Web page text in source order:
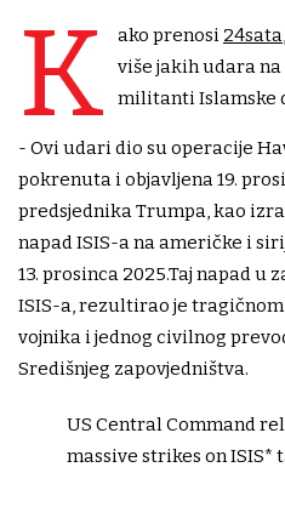
K ako prenosi 24sata
više jakih udara
militanti Islamske
- Ovi udari dio su operacije
pokrenuta i objavljena 19.
predsjednika Trumpa, kao
napad ISIS-a na američke i
13. prosinca 2025.Taj napad u
ISIS-a, rezultirao je
vojnika i jednog civilnog
Središnjeg zapovjedništva.
US Central Command
massive strikes on ISIS*